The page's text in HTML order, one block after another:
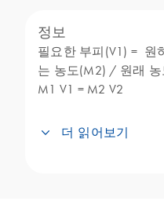
정보
필요한 부피(V1) = 원
는 농도(M2) / 원래 농
M1 V1 = M2 V2
더 읽어보기